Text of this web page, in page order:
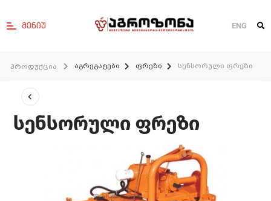
მენიუ ENG
პროდუქცია აგრეგატები ფრეზი სენსორული ფრეზი
სენსორული ფრეზი